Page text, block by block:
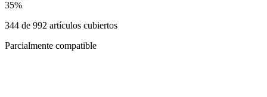
35%
344 de 992 artículos cubiertos
Parcialmente compatible